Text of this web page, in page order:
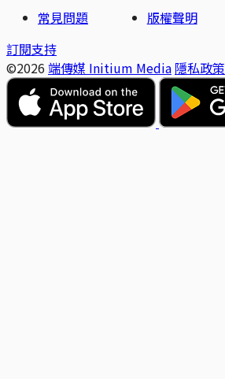
常見問題
版權聲明
訂閱支持
©2026 端傳媒 Initium Media 隱私政策